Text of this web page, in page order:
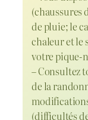
(chaussures
de pluie; le
chaleur et le
votre pique-
– Consultez
de la
(difficultés